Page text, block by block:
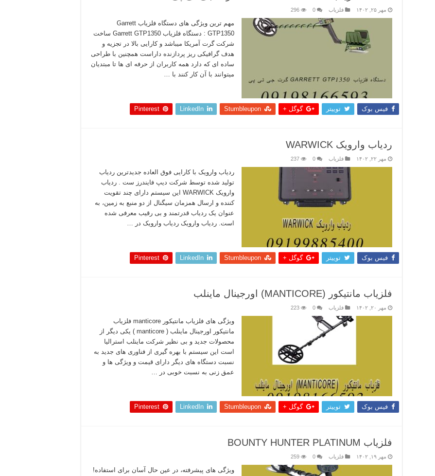
مهر ۲۵, ۱۴۰۲ فلزیاب 0
296
مهم ترین ویژگی های دستگاه فلزیاب Garrett
GTP1350 : دستگاه فلزیاب Garrett GTP1350 ساخت
شرکت گرت آمریکا میباشد و کارایی بالا در تجزیه و
هدف گرافیکی ریز پردازنده داراست همچنین با طراحی
ساده ای که دارد همه کاربران از حرفه ای ها تا مبتدیان
میتوانند با آن کار کنند با …
فیس بوک توییتر گوگل + Stumbleupon
LinkedIn
Pinterest
ردیاب وارویک WARWICK
مهر ۲۲, ۱۴۰۲ فلزیاب 0
237
ردیاب وارویک با کارایی فوق العاده جدیدترین ردیاب
تولید شده توسط شرکت دیپ فایندرز ست . ردیاب
وارویک WARWICK این سیستم دارای چند تقویت
کننده و ارسال همزمان سیگنال از دو منبع به زمین، به
عنوان یک ردیاب قدرتمند و بی رقیب معرفی شده
است. ردیاب وارویک ردیاب وارویک در …
فیس بوک توییتر گوگل + Stumbleupon
LinkedIn
Pinterest
فلزیاب مانتیکور (MANTICORE) اورجینال ماینلب
مهر ۲۰, ۱۴۰۲ فلزیاب 0
223
ویژگی های فلزیاب مانتیکور manticore فلزیاب
مانتیکور اورجینال ماینلب ( manticore ) یکی دیگر از
محصولات جدید و بی نظیر شرکت ماینلب استرالیا
است این سیستم با بهره گیری از فناوری های جدید به
نسبت دستگاه های دیگر دارای قیمت و ویژگی ها و
عمق زنی به نسبت خوبی در …
فیس بوک توییتر گوگل + Stumbleupon
LinkedIn
Pinterest
فلزیاب BOUNTY HUNTER PLATINUM
مهر ۱۹, ۱۴۰۲ فلزیاب 0
259
ویژگی های پیشرفته، در عین حال آسان برای استفاده!